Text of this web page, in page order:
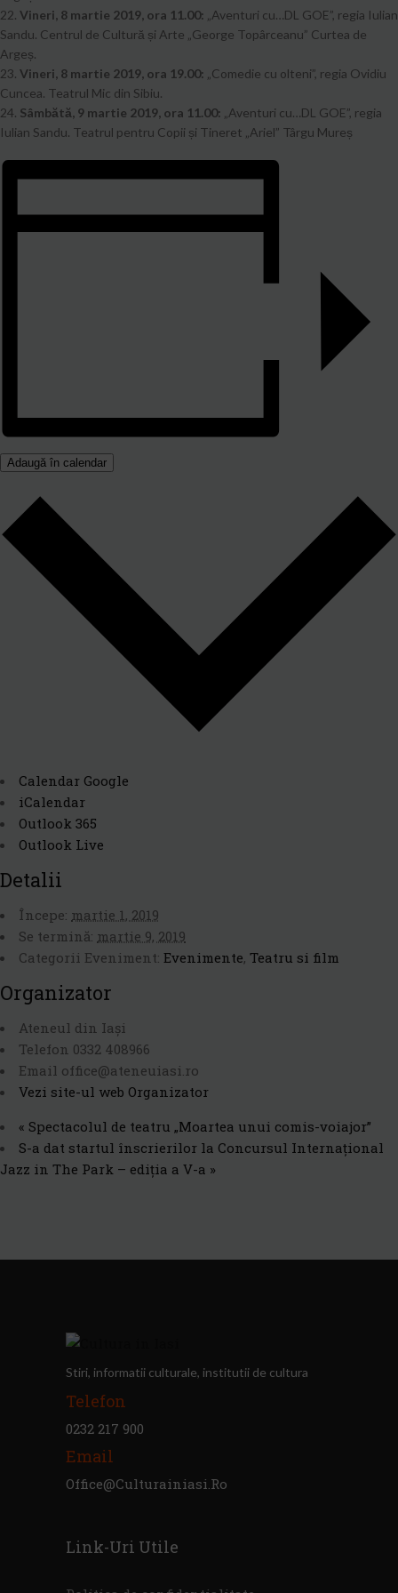
22. Vineri, 8 martie 2019, ora 11.00: „Aventuri cu…DL GOE”, regia Iulian
Sandu. Centrul de Cultură și Arte „George Topârceanu” Curtea de
Argeș.
23. Vineri, 8 martie 2019, ora 19.00: „Comedie cu olteni”, regia Ovidiu
Cuncea. Teatrul Mic din Sibiu.
24. Sâmbătă, 9 martie 2019, ora 11.00: „Aventuri cu…DL GOE”, regia
Iulian Sandu. Teatrul pentru Copii și Tineret „Ariel” Târgu Mureș
Adaugă în calendar
Calendar Google
iCalendar
Outlook 365
Outlook Live
Detalii
Începe: martie 1, 2019
Se termină: martie 9, 2019
Categorii Eveniment: Evenimente, Teatru si film
Organizator
Ateneul din Iași
Telefon 0332 408966
Email office@ateneuiasi.ro
Vezi site-ul web Organizator
« Spectacolul de teatru „Moartea unui comis-voiajor”
S-a dat startul înscrierilor la Concursul Internațional
Jazz in The Park – ediția a V-a »
Stiri, informatii culturale, institutii de cultura
Telefon
0232 217 900
Email
Office@culturainiasi.ro
Link-Uri Utile